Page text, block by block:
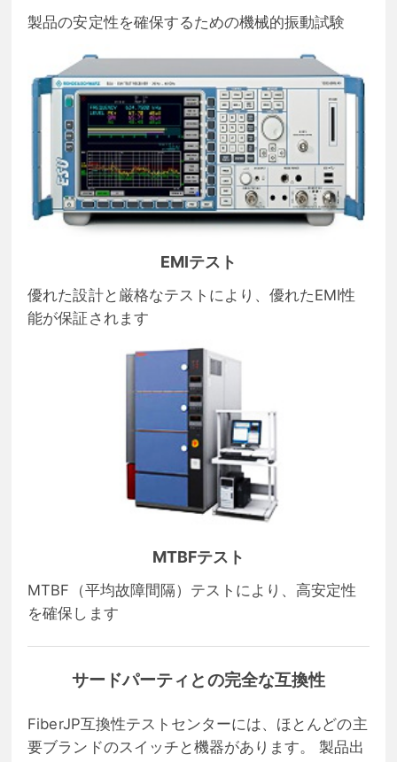
製品の安定性を確保するための機械的振動試験
EMIテスト
優れた設計と厳格なテストにより、優れたEMI性
能が保証されます
MTBFテスト
MTBF（平均故障間隔）テストにより、高安定性
を確保します
サードパーティとの完全な互換性
FiberJP互換性テストセンターには、ほとんどの主
要ブランドのスイッチと機器があります。 製品出